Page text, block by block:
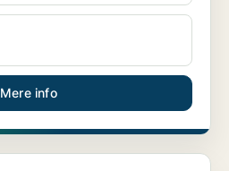
Mere info